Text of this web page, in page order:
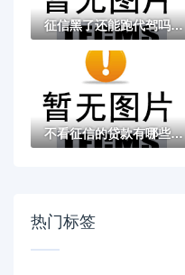
征信黑了还能跑代驾吗？老司机告诉你关键答...
不看征信的贷款有哪些？这几种渠道或许能帮...
热门标签